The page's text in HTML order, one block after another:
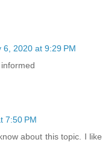
6, 2020 at 9:29 PM
7:50 PM
about this topic. I like